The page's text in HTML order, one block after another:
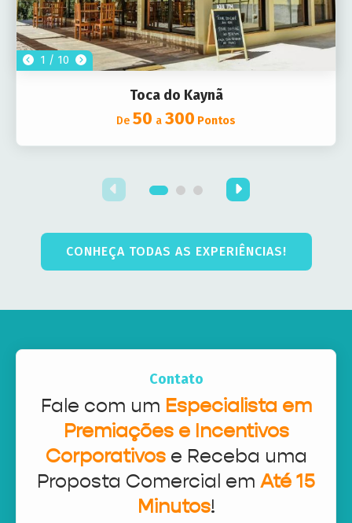
1 / 10
Toca do Kaynã
De 50 a 300 Pontos
CONHEÇA TODAS AS EXPERIÊNCIAS!
Contato
Fale com um Especialista em
Premiações e Incentivos
Corporativose Receba uma
Proposta Comercial em Até 15
Minutos!